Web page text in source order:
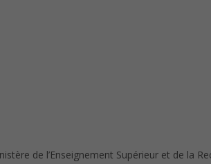
de l’Enseignement Supérieur et de la